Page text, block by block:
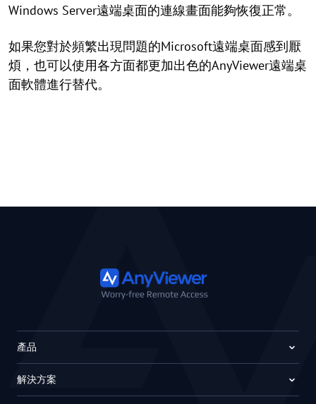
Windows Server遠端桌面的連線畫面能夠恢復正常。
如果您對於頻繁出現問題的Microsoft遠端桌面感到厭
煩，也可以使用各方面都更加出色的AnyViewer遠端桌
面軟體進行替代。
產品
解決方案